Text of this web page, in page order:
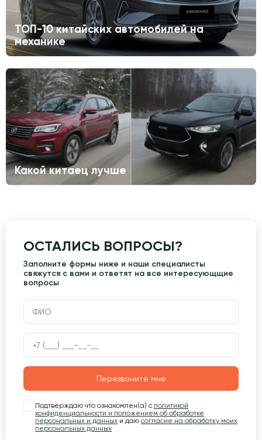
ТОП-10 китайских автомобилей на
механике
Какой китаец лучше
ОСТАЛИСЬ ВОПРОСЫ?
Заполните формы ниже и наши специалисты
свяжутся с вами и ответят на все интересующщие
вопросы
Перезвоните мне
Подтверждаю что ознакомлен(а) с политикой
конфиденциальности и положением об обработке
персональных и данных и даю согласие на обработку моих
персональных данных